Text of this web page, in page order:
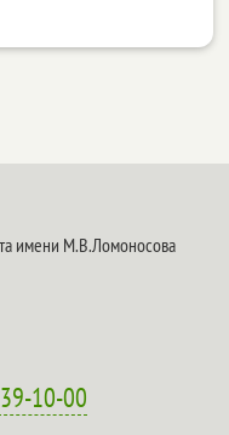
имени М.В.Ломоносова
10-00